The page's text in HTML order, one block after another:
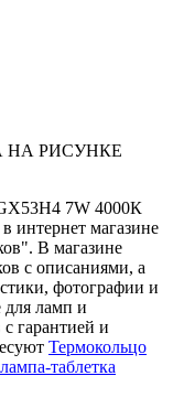
НА РИСУНКЕ
7W 4000К
интернет магазине
В магазине
с описаниями, а
фотографии и
ламп и
гарантией и
Термокольцо
таблетка